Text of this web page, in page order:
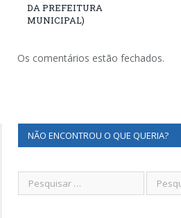
DA PREFEITURA
MUNICIPAL)
Os comentários estão fechados.
NÃO ENCONTROU O QUE QUERIA?